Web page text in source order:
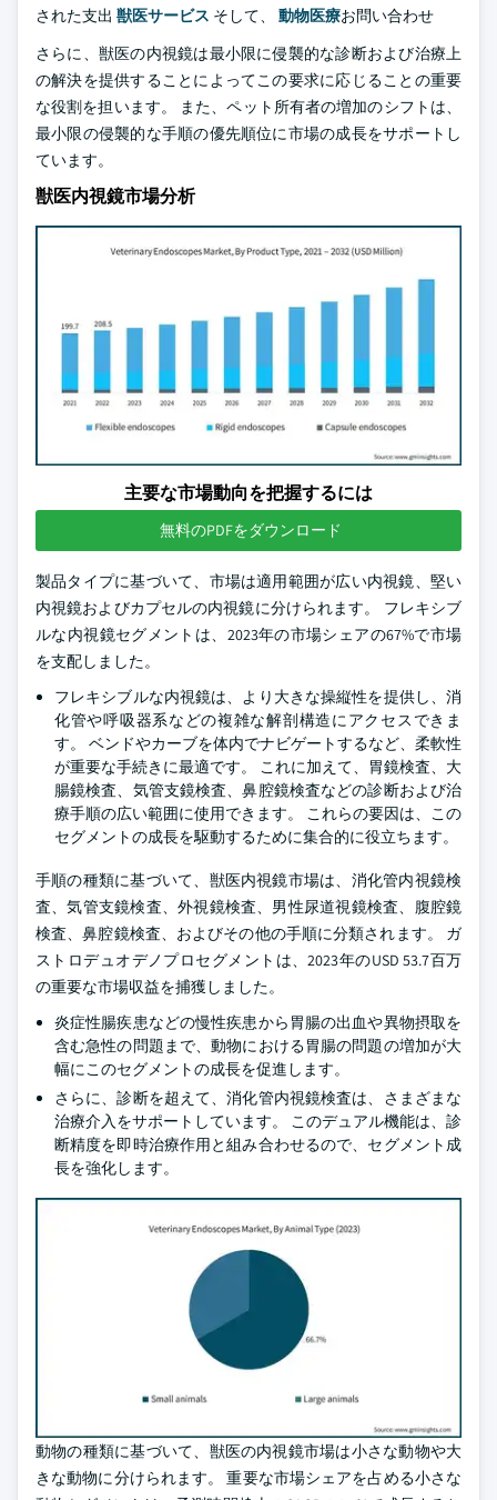
された支出 獣医サービス そして、 動物医療お問い合わせ
さらに、獣医の内視鏡は最小限に侵襲的な診断および治療上
の解決を提供することによってこの要求に応じることの重要
な役割を担います。 また、ペット所有者の増加のシフトは、
最小限の侵襲的な手順の優先順位に市場の成長をサポートし
ています。
獣医内視鏡市場分析
主要な市場動向を把握するには
無料のPDFをダウンロード
製品タイプに基づいて、市場は適用範囲が広い内視鏡、堅い
内視鏡およびカプセルの内視鏡に分けられます。 フレキシブ
ルな内視鏡セグメントは、2023年の市場シェアの67%で市場
を支配しました。
フレキシブルな内視鏡は、より大きな操縦性を提供し、消
化管や呼吸器系などの複雑な解剖構造にアクセスできま
す。 ベンドやカーブを体内でナビゲートするなど、柔軟性
が重要な手続きに最適です。 これに加えて、胃鏡検査、大
腸鏡検査、気管支鏡検査、鼻腔鏡検査などの診断および治
療手順の広い範囲に使用できます。 これらの要因は、この
セグメントの成長を駆動するために集合的に役立ちます。
手順の種類に基づいて、獣医内視鏡市場は、消化管内視鏡検
査、気管支鏡検査、外視鏡検査、男性尿道視鏡検査、腹腔鏡
検査、鼻腔鏡検査、およびその他の手順に分類されます。 ガ
ストロデュオデノプロセグメントは、2023年のUSD 53.7百万
の重要な市場収益を捕獲しました。
炎症性腸疾患などの慢性疾患から胃腸の出血や異物摂取を
含む急性の問題まで、動物における胃腸の問題の増加が大
幅にこのセグメントの成長を促進します。
さらに、診断を超えて、消化管内視鏡検査は、さまざまな
治療介入をサポートしています。 このデュアル機能は、診
断精度を即時治療作用と組み合わせるので、セグメント成
長を強化します。
動物の種類に基づいて、獣医の内視鏡市場は小さな動物や大
きな動物に分けられます。 重要な市場シェアを占める小さな